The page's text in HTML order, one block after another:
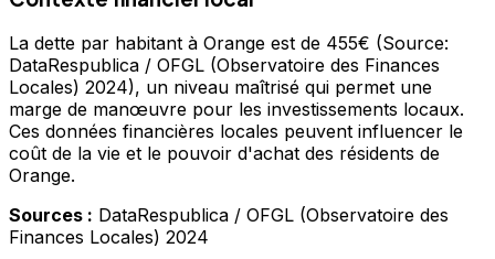
La dette par habitant à Orange est de 455€ (Source:
DataRespublica / OFGL (Observatoire des Finances
Locales) 2024), un niveau maîtrisé qui permet une
marge de manœuvre pour les investissements locaux.
Ces données financières locales peuvent influencer le
coût de la vie et le pouvoir d'achat des résidents de
Orange.
Sources : DataRespublica / OFGL (Observatoire des
Finances Locales) 2024